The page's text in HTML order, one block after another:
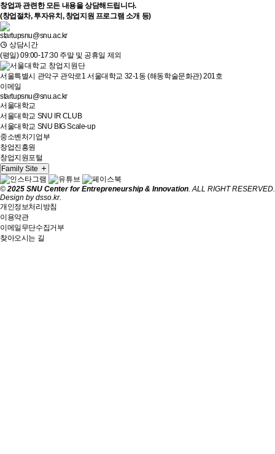
창업과 관련한 모든 내용을 상담해드립니다.
(창업절차, 투자유치, 창업지원 프로그램 소개 등)
startupsnu@snu.ac.kr
상담시간
(평일) 09:00-17:30 주말 및 공휴일 제외
서울특별시 관악구 관악로1 서울대학교 32-1동 (해동학술문화관) 201호
이메일
startupsnu@snu.ac.kr
서울대학교
서울대학교 SNU IR CLUB
서울대학교 SNU BIG Scale-up
중소벤처기업부
창업진흥원
창업지원포털
Family Site
©2025 SNU Center for Entrepreneurship & Innovation. ALL RIGHT RESERVED.
Design bydsso.kr.
개인정보처리방침
이용약관
이메일무단수집거부
찾아오시는 길